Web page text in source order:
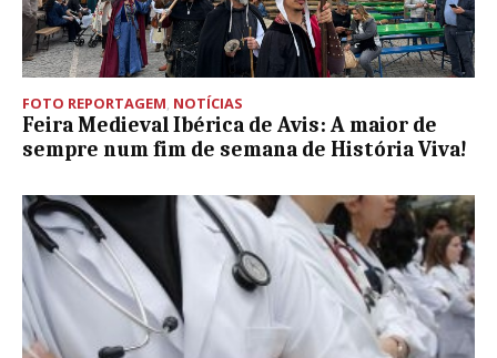
FOTO REPORTAGEM NOTÍCIAS
Feira Medieval Ibérica de Avis: A maior de
sempre num fim de semana de História Viva!